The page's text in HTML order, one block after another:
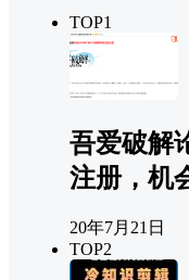
TOP1
吾爱破解
注册，机
20年7月21日
TOP2